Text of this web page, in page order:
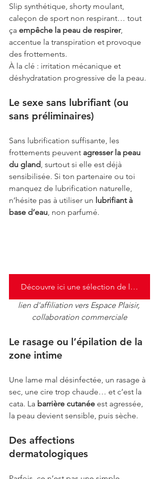
Slip synthétique, shorty moulant,
caleçon de sport non respirant… tout
ça empêche la peau de respirer,
accentue la transpiration et provoque
des frottements.
À la clé : irritation mécanique et
déshydratation progressive de la peau.
Le sexe sans lubrifiant (ou
sans préliminaires)
Sans lubrification suffisante, les
frottements peuvent agresser la peau
du gland, surtout si elle est déjà
sensibilisée. Si ton partenaire ou toi
manquez de lubrification naturelle,
n’hésite pas à utiliser un lubrifiant à
base d’eau, non parfumé.
Découvre ici une sélection de lubrifiants
lien d'affiliation vers Espace Plaisir,
collaboration commerciale
Le rasage ou l’épilation de la
zone intime
Une lame mal désinfectée, un rasage à
sec, une cire trop chaude… et c’est la
cata. La barrière cutanée est agressée,
la peau devient sensible, puis sèche.
Des affections
dermatologiques